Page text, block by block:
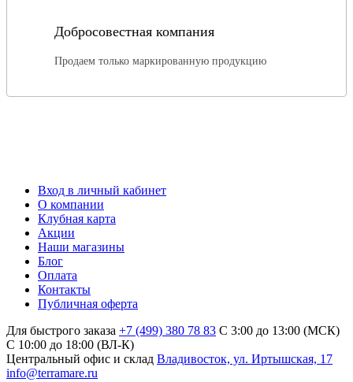
Добросовестная компания
Продаем только маркированную продукцию
Вход в личный кабинет
О компании
Клубная карта
Акции
Наши магазины
Блог
Оплата
Контакты
Публичная оферта
Для быстрого заказа +7 (499) 380 78 83 С 3:00 до 13:00 (МСК)
C 10:00 до 18:00 (ВЛ-К)
Центральный офис и склад Владивосток, ул. Иртышская, 17
info@terramare.ru